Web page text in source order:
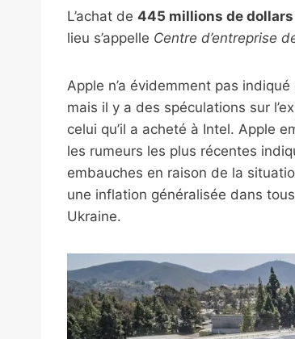
L’achat de 445 millions de dollars
lieu s’appelle Centre d’entreprise
Apple n’a évidemment pas
mais il y a des spéculations sur
celui qu’il a acheté à Intel. Apple
les rumeurs les plus récentes
embauches en raison de la
une inflation généralisée dans
Ukraine.